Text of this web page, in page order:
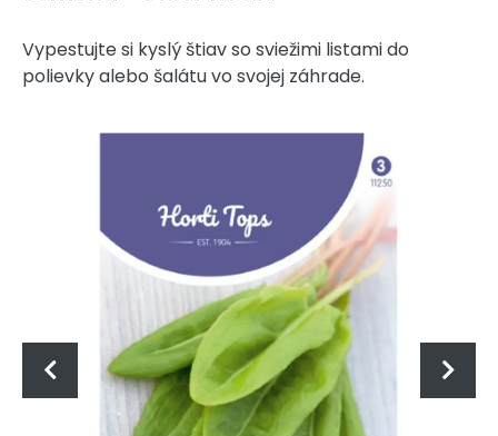
Vypestujte si kyslý štiav so sviežimi listami do
polievky alebo šalátu vo svojej záhrade.